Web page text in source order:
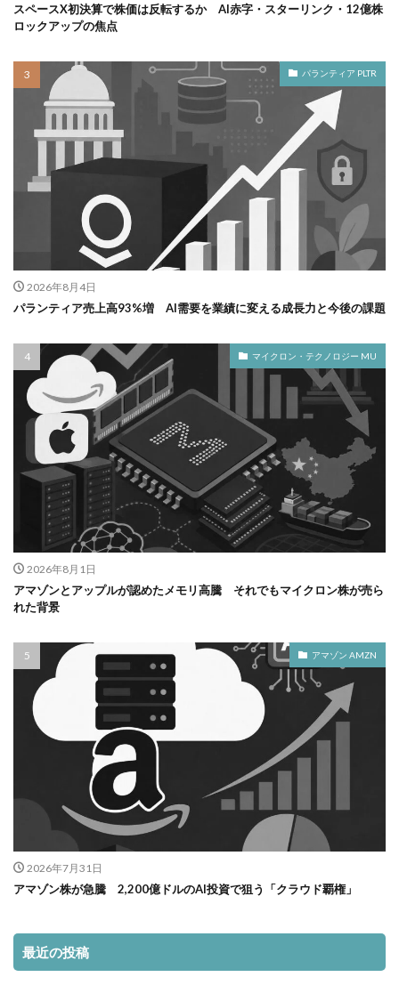
スペースX初決算で株価は反転するか AI赤字・スターリンク・12億株
ロックアップの焦点
パランティア PLTR
2026年8月4日
パランティア売上高93%増 AI需要を業績に変える成長力と今後の課題
マイクロン・テクノロジー MU
2026年8月1日
アマゾンとアップルが認めたメモリ高騰 それでもマイクロン株が売ら
れた背景
アマゾン AMZN
2026年7月31日
アマゾン株が急騰 2,200億ドルのAI投資で狙う「クラウド覇権」
最近の投稿